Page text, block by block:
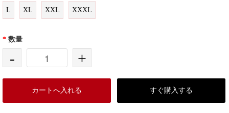
L XL XXL XXXL
* 数量
- +
カートへ入れる すぐ購入する